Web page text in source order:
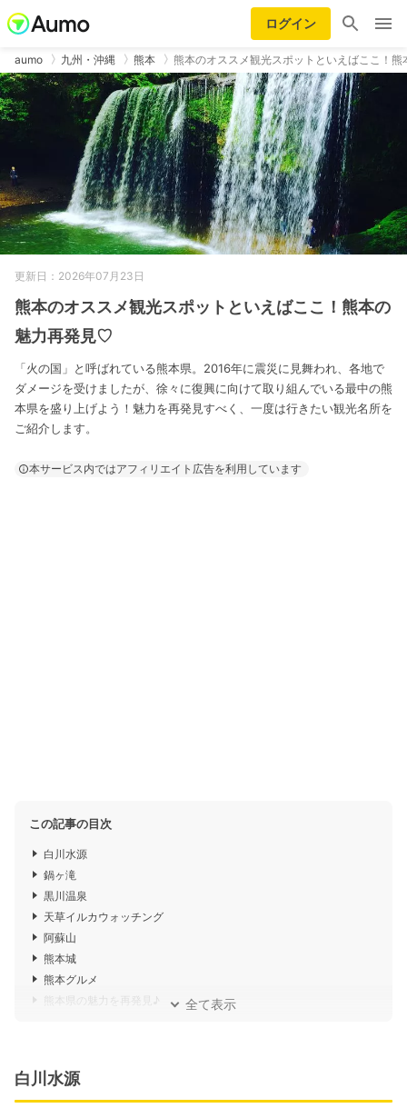
ログイン
aumo 九州・沖縄 熊本 熊本のオススメ観光スポットといえばここ！
更新日：2026年07月23日
熊本のオススメ観光スポットといえばここ！熊本の
魅力再発見♡
「火の国」と呼ばれている熊本県。2016年に震災に見舞われ、各地で
ダメージを受けましたが、徐々に復興に向けて取り組んでいる最中の熊
本県を盛り上げよう！魅力を再発見すべく、一度は行きたい観光名所を
ご紹介します。
本サービス内ではアフィリエイト広告を利用しています
この記事の目次
白川水源
鍋ヶ滝
黒川温泉
天草イルカウォッチング
阿蘇山
熊本城
熊本グルメ
熊本県の魅力を再発見♪
全て表示
白川水源